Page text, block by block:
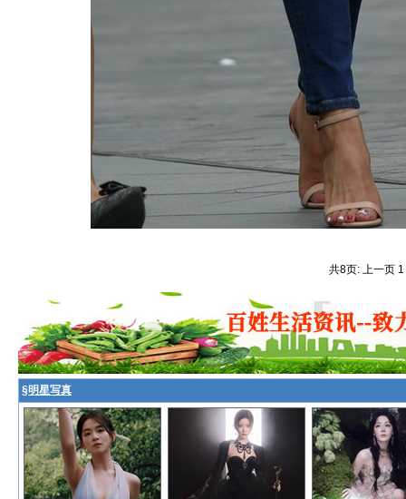
共8页: 上一页 1
§明星写真